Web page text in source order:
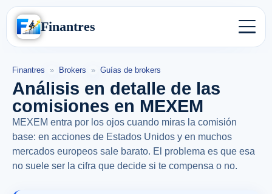
Finantres
Finantres » Brokers » Guías de brokers
Análisis en detalle de las
comisiones en MEXEM
MEXEM entra por los ojos cuando miras la comisión
base: en acciones de Estados Unidos y en muchos
mercados europeos sale barato. El problema es que esa
no suele ser la cifra que decide si te compensa o no.